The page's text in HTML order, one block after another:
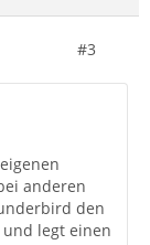
#3
anderen
den
legt einen